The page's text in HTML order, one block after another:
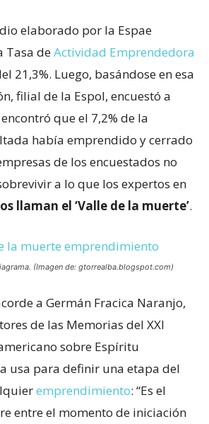
elaborado por la Espae
Tasa deActividad Emprendedora
21,3%. Luego, basándose en esa
filial de la Espol, encuestó a
que el 7,2% de la
había emprendido y cerrado
de los encuestados no
a lo que los expertos en
llaman el ‘Valle de la muerte’.
(Imagen de: gtorrealba.blogspot.com)
a Germán Fracica Naranjo,
de las Memorias del XXI
sobre Espíritu
usa para definir una etapa del
emprendimiento: “Es el
entre el momento de iniciación